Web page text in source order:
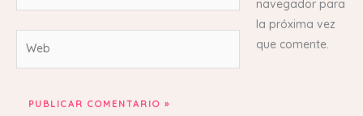
navegador para
la próxima vez
que comente.